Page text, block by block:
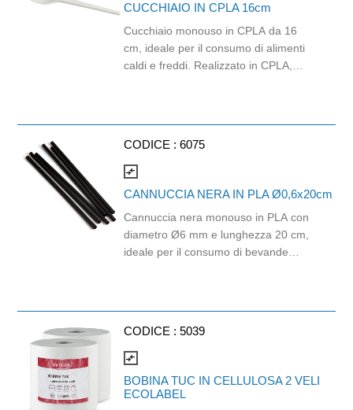
CUCCHIAIO IN CPLA 16cm
Cucchiaio monouso in CPLA da 16
cm, ideale per il consumo di alimenti
caldi e freddi. Realizzato in CPLA,
Compostabile Compostabile e
biodegradabile, è certificato OK
compost industrial da Tuv Austria, a
standard per il compostaggio
industriale. Idoneo al contatto con gli
alimenti.
CODICE : 6075
compare_arrows
CANNUCCIA NERA IN PLA Ø0,6x20cm
Cannuccia nera monouso in PLA con
diametro Ø6 mm e lunghezza 20 cm,
ideale per il consumo di bevande
rappresenta una soluzione pratica per
bar, ristoranti, hotel, catering, eventi e
attività di somministrazione. Il colore
nero design lineare la rendono adatta
CODICE : 5039
compare_arrows
BOBINA TUC IN CELLULOSA 2 VELI
ECOLABEL